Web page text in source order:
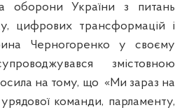
оборони України з питань
цифрових трансформацій і
Черногоренко у своєму
змістовною
на тому, що «Ми зараз на
урядової команди, парламенту,